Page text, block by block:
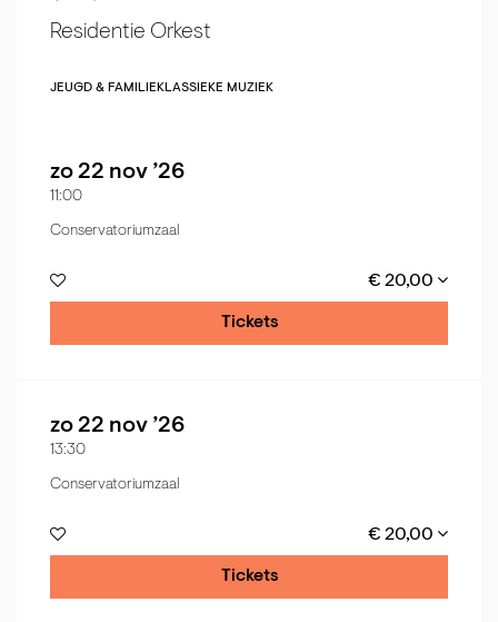
Residentie Orkest
JEUGD & FAMILIE KLASSIEKE MUZIEK
zo 22 nov ’26
11:00
Conservatoriumzaal
€ 20,00
Tickets
zo 22 nov ’26
13:30
Conservatoriumzaal
€ 20,00
Tickets